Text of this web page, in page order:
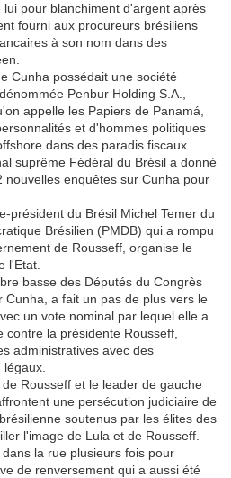
pour blanchiment d'argent après
fourni aux procureurs brésiliens
à son nom dans des
Cunha possédait une société
Penbur Holding S.A.,
appelle les Papiers de Panamá,
et d'hommes politiques
dans des paradis fiscaux.
suprême Fédéral du Brésil a donné
nouvelles enquêtes sur Cunha pour
président du Brésil Michel Temer du
Brésilien (PMDB) qui a rompu
de Rousseff, organise le
l'Etat.
basse des Députés du Congrès
Cunha, a fait un pas de plus vers le
un vote nominal par lequel elle a
la présidente Rousseff,
administratives avec des
Rousseff et le leader de gauche
une persécution judiciaire de
soutenus par les élites des
l'image de Lula et de Rousseff.
la rue plusieurs fois pour
de renversement qui a aussi été